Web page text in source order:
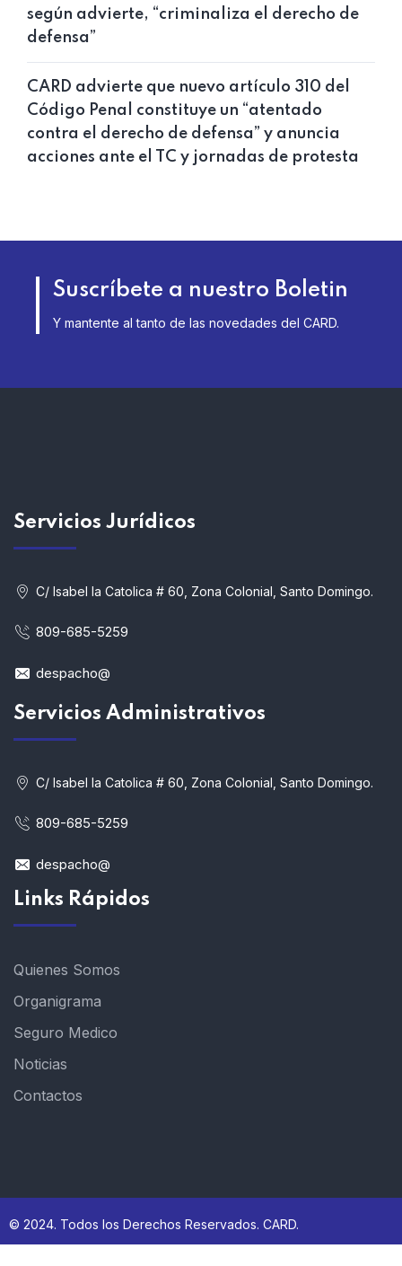
según advierte, “criminaliza el derecho de
defensa”
CARD advierte que nuevo artículo 310 del
Código Penal constituye un “atentado
contra el derecho de defensa” y anuncia
acciones ante el TC y jornadas de protesta
Suscríbete a nuestro Boletin
Y mantente al tanto de las novedades del CARD.
Servicios Jurídicos
C/ Isabel la Catolica # 60, Zona Colonial, Santo Domingo.
809-685-5259
despacho@
Servicios Administrativos
C/ Isabel la Catolica # 60, Zona Colonial, Santo Domingo.
809-685-5259
despacho@
Links Rápidos
Quienes Somos
Organigrama
Seguro Medico
Noticias
Contactos
© 2024. Todos los Derechos Reservados. CARD.